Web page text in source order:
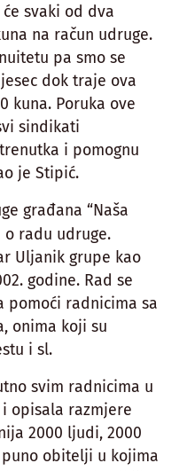
svaki od dva
na račun udruge.
pa smo se
dok traje ova
kuna. Poruka ove
sindikati
i pomognu
je Stipić.
građana “Naša
radu udruge.
Uljanik grupe kao
godine. Rad se
pomoći radnicima sa
onima koji su
i sl.
svim radnicima u
opisala razmjere
2000 ljudi, 2000
obitelji u kojima